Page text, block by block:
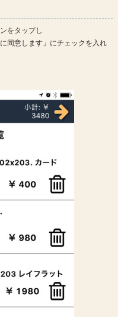
をタップし
同意します」にチェックを入れ